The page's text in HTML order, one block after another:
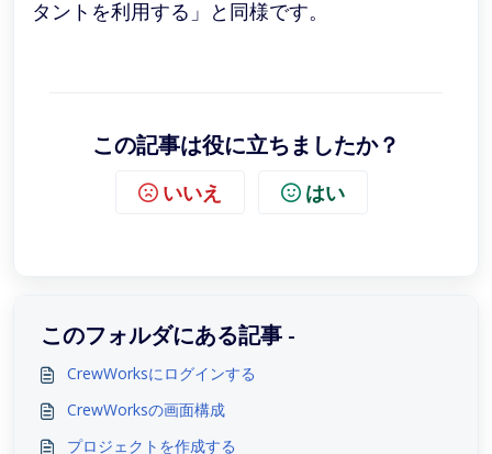
タントを利用する」と同様です。
この記事は役に立ちましたか？
いいえ はい
このフォルダにある記事 -
CrewWorksにログインする
CrewWorksの画面構成
プロジェクトを作成する